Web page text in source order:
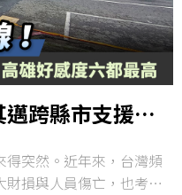
跨縣市支援助
高
得突然。近年來，台灣頻
損與人員傷亡，也考驗